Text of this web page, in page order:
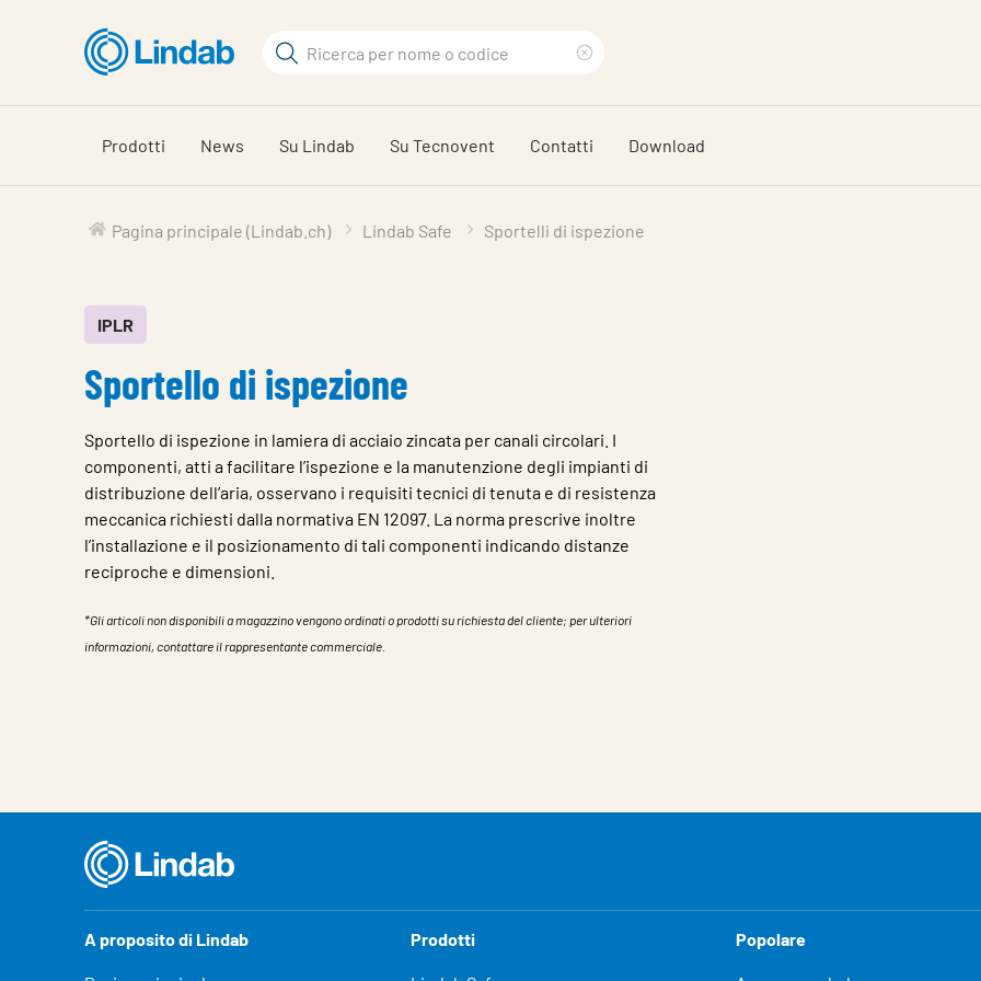
visionare
carrello
Cerca
di
ricerca
Prodotti News Su Lindab Su Tecnovent Contatti Download
Pagina principale (Lindab.ch) Lindab Safe Sportelli di ispezione
IPLR
Sportello di ispezione
Sportello di ispezione in lamiera di acciaio zincata per canali circolari. I
componenti, atti a facilitare l’ispezione e la manutenzione degli impianti di
distribuzione dell’aria, osservano i requisiti tecnici di tenuta e di resistenza
meccanica richiesti dalla normativa EN 12097. La norma prescrive inoltre
l’installazione e il posizionamento di tali componenti indicando distanze
reciproche e dimensioni.
*Gli articoli non disponibili a magazzino vengono ordinati o prodotti su richiesta del cliente; per ulteriori
informazioni, contattare il rappresentante commerciale.
A proposito di Lindab Prodotti Popolare